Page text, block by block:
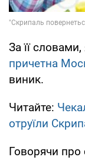
За її
причетна
виник.
Читайте:
отруїли
Говорячи про